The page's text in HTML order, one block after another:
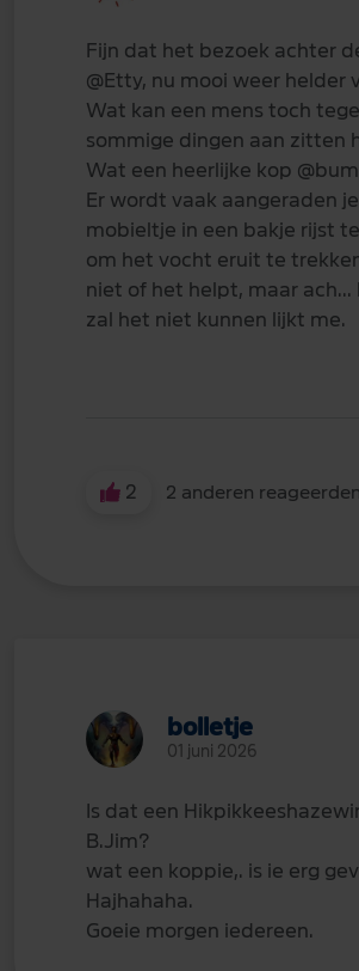
Fijn dat het bezoek achter
@Etty, nu mooi weer helder
Wat kan een mens toch
sommige dingen aan zitten
Wat een heerlijke kop
Er wordt vaak aangeraden je
mobieltje in een bakje rijst
om het vocht eruit te
niet of het helpt, maar ach...
zal het niet kunnen lijkt me.
2 2 anderen
bolletje
01 juni 2026
Is dat een
B.Jim?
wat een koppie,. is ie erg
Hajhahaha.
Goeie morgen iedereen.